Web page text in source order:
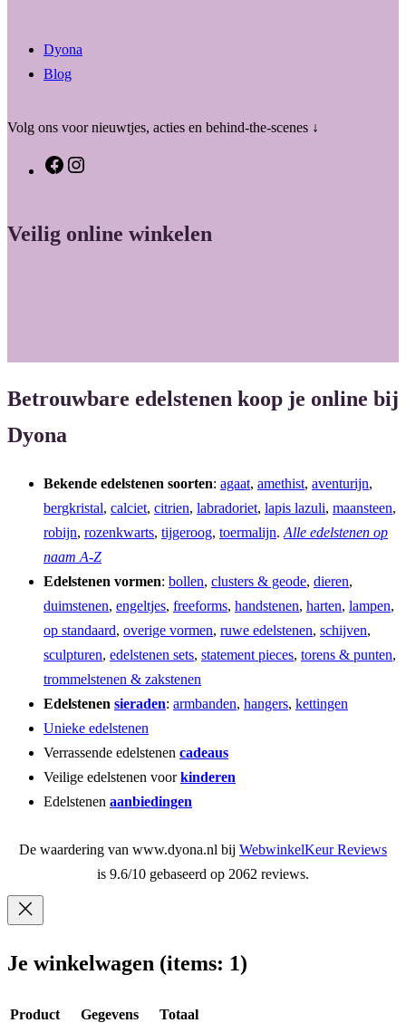
Dyona
Blog
Volg ons voor nieuwtjes, acties en behind-the-scenes ↓
F
e
t
m
Veilig online winkelen
Betrouwbare edelstenen koop je online bij
Dyona
Bekende edelstenen soorten: agaat, amethist, aventurijn,
bergkristal, calciet, citrien, labradoriet, lapis lazuli, maansteen,
robijn, rozenkwarts, tijgeroog, toermalijn. Alle edelstenen op
naam A-Z
Edelstenen vormen: bollen, clusters & geode, dieren,
duimstenen, engeltjes, freeforms, handstenen, harten, lampen,
op standaard, overige vormen, ruwe edelstenen, schijven,
sculpturen, edelstenen sets, statement pieces, torens & punten,
trommelstenen & zakstenen
Edelstenen sieraden: armbanden, hangers, kettingen
Unieke edelstenen
Verrassende edelstenen cadeaus
Veilige edelstenen voorkinderen
Edelstenen aanbiedingen
De waardering van www.dyona.nl bij WebwinkelKeur Reviews
is 9.6/10 gebaseerd op 2062 reviews.
Je winkelwagen (items: 1)
Product Gegevens Totaal